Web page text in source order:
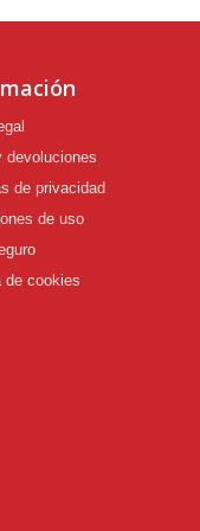
devoluciones
de privacidad
de uso
de cookies